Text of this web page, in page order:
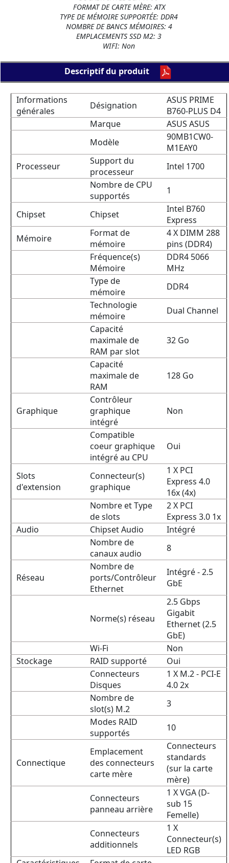
FORMAT DE CARTE MÈRE: ATX
TYPE DE MÉMOIRE SUPPORTÉE: DDR4
NOMBRE DE BANCS MÉMOIRES: 4
EMPLACEMENTS SSD M2: 3
WIFI: Non
Descriptif du produit
Informations
générales
Désignation
ASUS PRIME
B760-PLUS D4
Marque
ASUS ASUS
Modèle
90MB1CW0-
M1EAY0
Processeur
Support du
processeur
Intel 1700
Nombre de CPU
supportés
1
Chipset Chipset
Intel B760
Express
Mémoire
Format de
mémoire
4 X DIMM 288
pins (DDR4)
Fréquence(s)
Mémoire
DDR4 5066
MHz
Type de
mémoire
DDR4
Technologie
mémoire
Dual Channel
Capacité
maximale de
RAM par slot
32 Go
Capacité
maximale de
RAM
128 Go
Graphique
Contrôleur
graphique
intégré
Non
Compatible
coeur graphique
intégré au CPU
Oui
Slots
d'extension
Connecteur(s)
graphique
1 X PCI
Express 4.0
16x (4x)
Nombre et Type
de slots
2 X PCI
Express 3.0 1x
Audio
Chipset Audio
Intégré
Nombre de
canaux audio
8
Réseau
Nombre de
ports/Contrôleur
Ethernet
Intégré - 2.5
GbE
Norme(s) réseau
2.5 Gbps
Gigabit
Ethernet (2.5
GbE)
Wi-Fi
Non
Stockage
RAID supporté
Oui
Connecteurs
Disques
1 X M.2 - PCI-E
4.0 2x
Nombre de
slot(s) M.2
3
Modes RAID
supportés
10
Connectique
Emplacement
des connecteurs
carte mère
Connecteurs
standards
(sur la carte
mère)
Connecteurs
panneau arrière
1 X VGA (D-
sub 15
Femelle)
Connecteurs
additionnels
1 X
Connecteur(s)
LED RGB